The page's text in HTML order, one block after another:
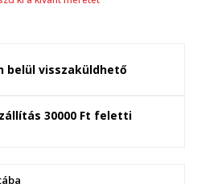
belül visszaküldhető
30000 Ft feletti